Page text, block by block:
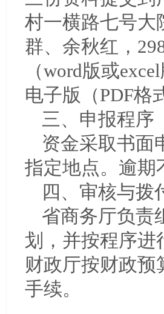
村一横路七号大
群、余秋红，
（word版或
电子版（PDF格
三、申报程序
资金采取书面
指定地点。逾期
四、审核与拨
省商务厅负责
划，并按程序进
财政厅按财政
手续。